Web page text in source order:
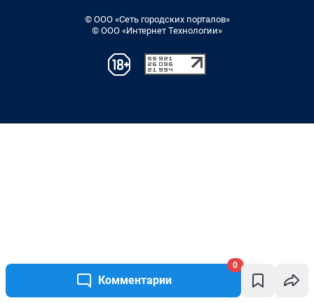
Комментарии
0